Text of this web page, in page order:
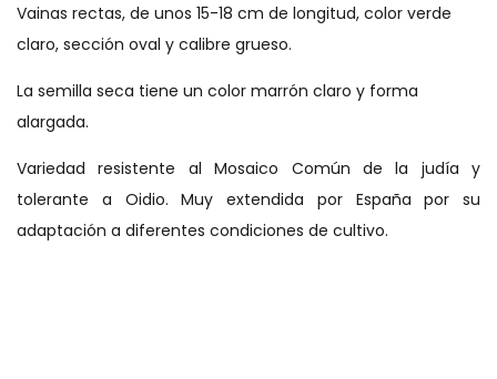
Vainas rectas, de unos 15-18 cm de longitud, color verde
claro, sección oval y calibre grueso.
La semilla seca tiene un color marrón claro y forma
alargada.
Variedad resistente al Mosaico Común de la judía y
tolerante a Oidio. Muy extendida por España por su
adaptación a diferentes condiciones de cultivo.